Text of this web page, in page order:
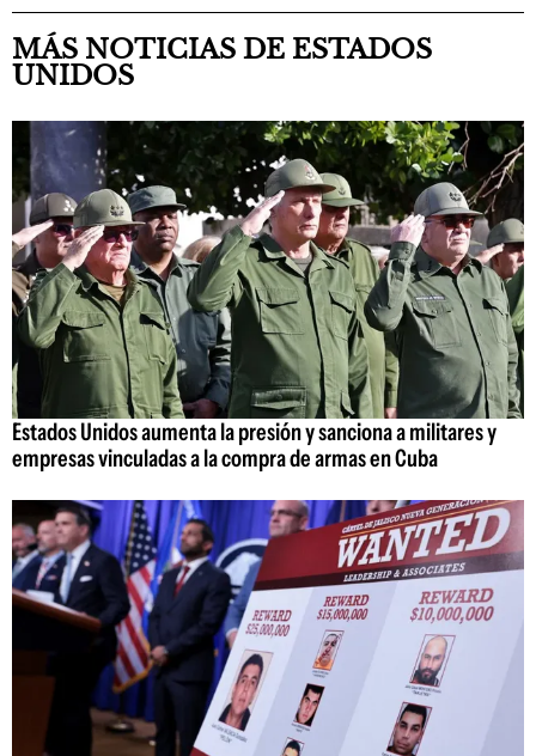
MÁS NOTICIAS DE ESTADOS
UNIDOS
Estados Unidos aumenta la presión y sanciona a militares y
empresas vinculadas a la compra de armas en Cuba